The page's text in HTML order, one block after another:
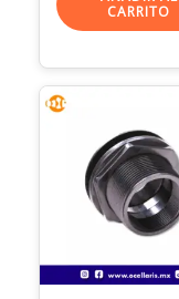
CARRITO